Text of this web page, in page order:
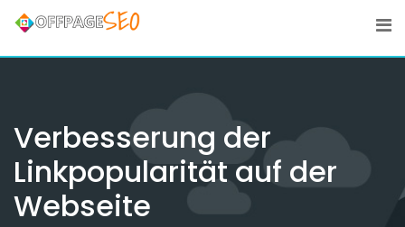
Skip
content
Verbesserung der
Linkpopularität auf der
Webseite